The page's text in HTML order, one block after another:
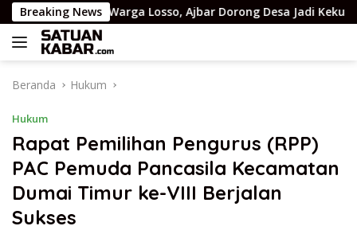
Langsung
ke
konten
Breaking News
Warga Losso, Ajbar Dorong Desa Jadi Kekuatan
Beranda Hukum
Hukum
Rapat Pemilihan Pengurus (RPP)
PAC Pemuda Pancasila Kecamatan
Dumai Timur ke-VIII Berjalan
Sukses